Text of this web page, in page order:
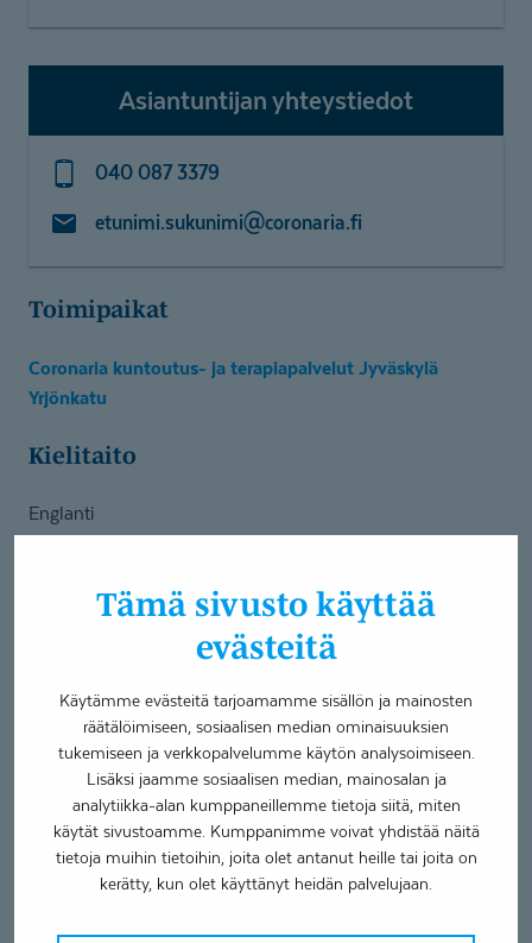
Tämä sivusto käyttää
evästeitä
Käytämme evästeitä tarjoamamme sisällön ja mainosten
räätälöimiseen, sosiaalisen median ominaisuuksien
tukemiseen ja verkkopalvelumme käytön analysoimiseen.
Lisäksi jaamme sosiaalisen median, mainosalan ja
analytiikka-alan kumppaneillemme tietoja siitä, miten
käytät sivustoamme. Kumppanimme voivat yhdistää näitä
tietoja muihin tietoihin, joita olet antanut heille tai joita on
kerätty, kun olet käyttänyt heidän palvelujaan.
Asiantuntijan yhteystiedot
040 087 3379
etunimi.sukunimi@coronaria.fi
Toimipaikat
Coronaria kuntoutus- ja terapiapalvelut Jyväskylä
Yrjönkatu
Kielitaito
Englanti
Ruotsi
Akupunktio
Allasterapia
Kelan vaativa lääkinnällinen kuntoutus
Erityisosaaminen
Apuvälinetarpeen arviointi